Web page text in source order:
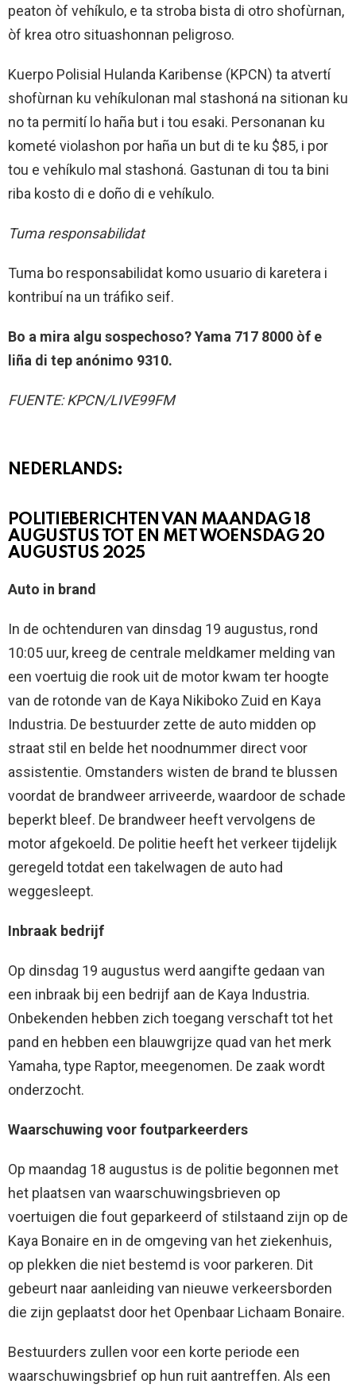
peaton òf vehíkulo, e ta stroba bista di otro shofùrnan,
òf krea otro situashonnan peligroso.
Kuerpo Polisial Hulanda Karibense (KPCN) ta atvertí
shofùrnan ku vehíkulonan mal stashoná na sitionan ku
no ta permití lo haña but i tou esaki. Personanan ku
kometé violashon por haña un but di te ku $85, i por
tou e vehíkulo mal stashoná. Gastunan di tou ta bini
riba kosto di e doño di e vehíkulo.
Tuma responsabilidat
Tuma bo responsabilidat komo usuario di karetera i
kontribuí na un tráfiko seif.
Bo a mira algu sospechoso? Yama 717 8000 òf e
liña di tep anónimo 9310.
FUENTE: KPCN/LIVE99FM
NEDERLANDS:
POLITIEBERICHTEN VAN MAANDAG 18
AUGUSTUS TOT EN MET WOENSDAG 20
AUGUSTUS 2025
Auto in brand
In de ochtenduren van dinsdag 19 augustus, rond
10:05 uur, kreeg de centrale meldkamer melding van
een voertuig die rook uit de motor kwam ter hoogte
van de rotonde van de Kaya Nikiboko Zuid en Kaya
Industria. De bestuurder zette de auto midden op
straat stil en belde het noodnummer direct voor
assistentie. Omstanders wisten de brand te blussen
voordat de brandweer arriveerde, waardoor de schade
beperkt bleef. De brandweer heeft vervolgens de
motor afgekoeld. De politie heeft het verkeer tijdelijk
geregeld totdat een takelwagen de auto had
weggesleept.
Inbraak bedrijf
Op dinsdag 19 augustus werd aangifte gedaan van
een inbraak bij een bedrijf aan de Kaya Industria.
Onbekenden hebben zich toegang verschaft tot het
pand en hebben een blauwgrijze quad van het merk
Yamaha, type Raptor, meegenomen. De zaak wordt
onderzocht.
Waarschuwing voor foutparkeerders
Op maandag 18 augustus is de politie begonnen met
het plaatsen van waarschuwingsbrieven op
voertuigen die fout geparkeerd of stilstaand zijn op de
Kaya Bonaire en in de omgeving van het ziekenhuis,
op plekken die niet bestemd is voor parkeren. Dit
gebeurt naar aanleiding van nieuwe verkeersborden
die zijn geplaatst door het Openbaar Lichaam Bonaire.
Bestuurders zullen voor een korte periode een
waarschuwingsbrief op hun ruit aantreffen. Als een